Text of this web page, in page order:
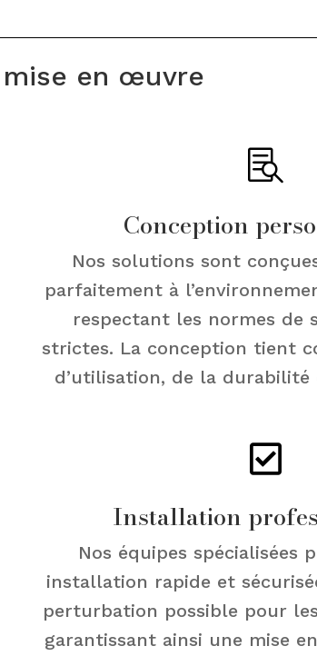
mise en œuvre

Conception
Nos solutions sont
parfaitement à
respectant les normes de
strictes. La conception tient
d’utilisation, de la durabilité

Installation
Nos équipes spécialisées
installation rapide et
perturbation possible pour
garantissant ainsi une mise